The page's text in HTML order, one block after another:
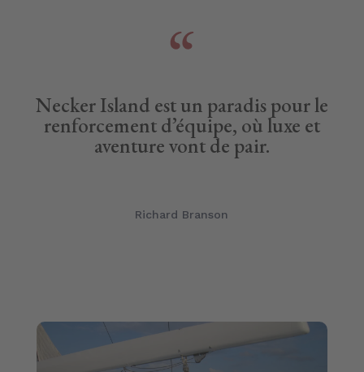
Necker Island est un paradis pour le
renforcement d’équipe, où luxe et
aventure vont de pair.
Richard Branson